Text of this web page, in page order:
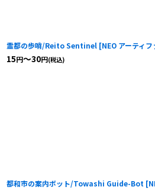
霊都の歩哨/Reito Sentinel [NEO アーティ
15円～30円(税込)
都和市の案内ボット/Towashi Guide-Bot [